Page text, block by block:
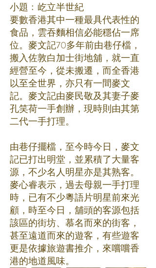
小題﹕屹立半世紀
要數香港其中一種最具代表性的
食品，雲吞麵相信必能穩佔一席
位。麥文記70多年前由巷仔檔，
搬入佐敦白加士街地舖，就一直
經營至今，從未搬遷，而全香港
以至全世界，亦只有一間麥文
記。麥文記由麥民敬及其妻子麥
孔笑荷一手創辦，現時則由其第
二代一手打理。
由巷仔擺檔，至今時今日，麥文
記已打出明堂，並累積了大量客
源，不少名人明星亦是其熟客。
麥心睿表示，過去母親一手打理
時，已有不少粵語片明星前來光
顧，時至今日，舖頭的客源包括
該區的街坊、慕名而來的街客，
甚至遠道而來的遊客，有些遊客
更是依據旅遊書推介，來嚐嚐香
港的地道風味。